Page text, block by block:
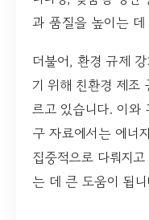
과 품질을 높이는 데
더불어, 환경 규제
기 위해 친환경 제조
르고 있습니다. 이와
구 자료에서는 에너
집중적으로 다뤄지
는 데 큰 도움이 됩